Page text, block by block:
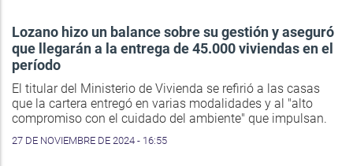
Lozano hizo un balance sobre su gestión y aseguró
que llegarán a la entrega de 45.000 viviendas en el
período
El titular del Ministerio de Vivienda se refirió a las casas
que la cartera entregó en varias modalidades y al "alto
compromiso con el cuidado del ambiente" que impulsan.
27 DE NOVIEMBRE DE 2024 - 16:55